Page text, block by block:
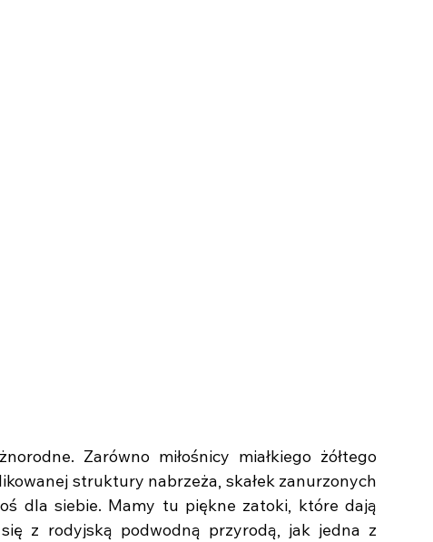
Zarówno miłośnicy miałkiego żółtego
struktury nabrzeża, skałek zanurzonych
dla siebie. Mamy tu piękne zatoki, które dają
z rodyjską podwodną przyrodą, jak jedna z